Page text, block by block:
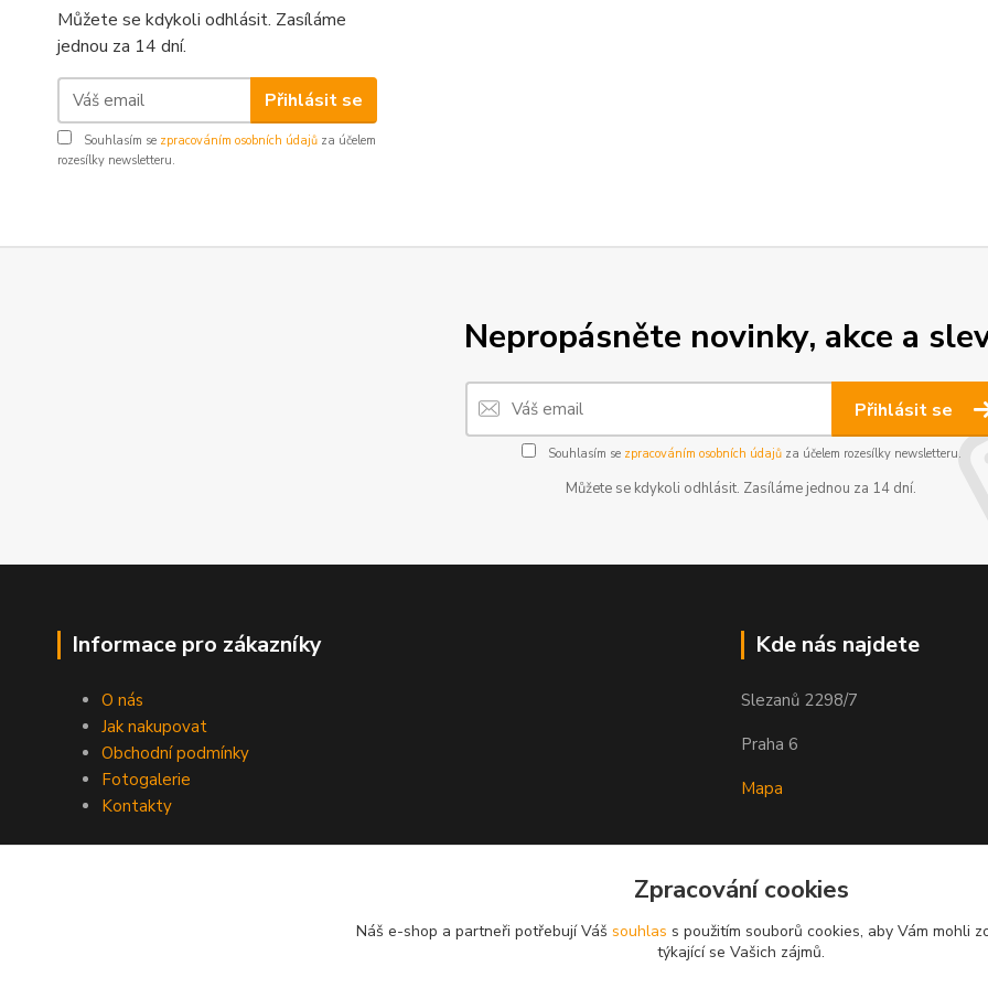
Můžete se kdykoli odhlásit. Zasíláme
jednou za 14 dní.
Přihlásit se
Souhlasím se zpracováním osobních údajů za účelem
rozesílky newsletteru.
Nepropásněte novinky, akce a
Přihlásit se
Souhlasím se zpracováním osobních údajůza účelem rozesílky newsletteru.
Můžete se kdykoli odhlásit. Zasíláme jednou za 14 dní.
Informace pro zákazníky
O nás
Jak nakupovat
Obchodní podmínky
Fotogalerie
Kontakty
Kde nás najdete
Slezanů 2298/7
Praha 6
Mapa
Zpracování cookies
Náš e-shop a partneři potřebují Váš souhlas s použitím souborů cookies, aby Vám mohli
týkající se Vašich zájmů.